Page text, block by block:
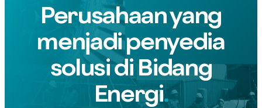
Perusahaan yang
menjadi penyedia
solusi di Bidang
Energi